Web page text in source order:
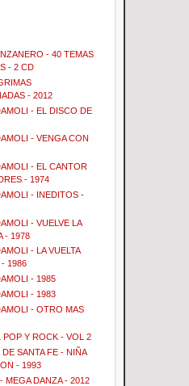
- 40 TEMAS
- 2 CD
- 2012
- EL DISCO DE
- VENGA CON
- EL CANTOR
- 1974
- INEDITOS -
- VUELVE LA
- 1978
- LA VUELTA
- 1986
- 1985
- 1983
- OTRO MAS
POP Y ROCK - VOL 2
DE SANTA FE - NIÑA
- 1993
MEGA DANZA - 2012